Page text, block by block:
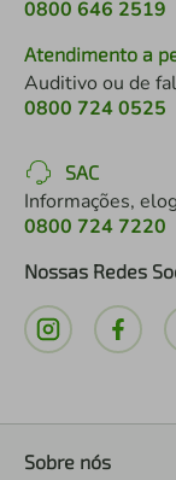
0800 646 2519
Atendimento a
Auditivo ou de
0800 724 0525
SAC
Informações,
0800 724 7220
Nossas Redes
Sobre nós